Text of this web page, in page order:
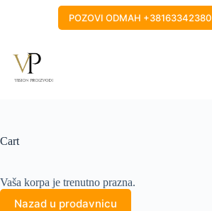
POZOVI ODMAH +38163342380
Cart
Vaša korpa je trenutno prazna.
Nazad u prodavnicu